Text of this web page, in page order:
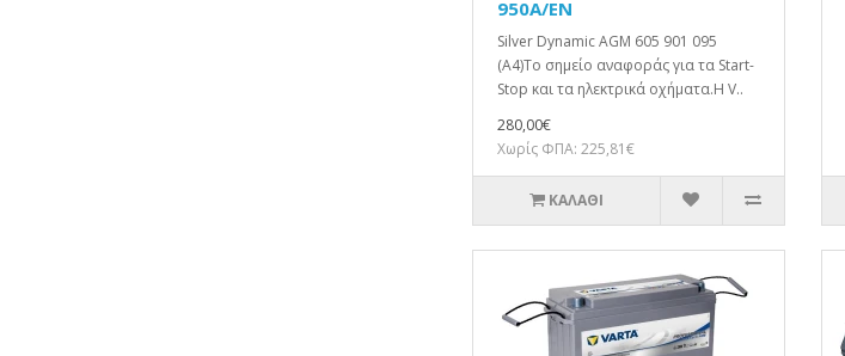
950A/EN
Silver Dynamic AGM 605 901 095
(A4)Το σημείο αναφοράς για τα Start-
Stop και τα ηλεκτρικά οχήματα.Η V..
280,00€
Χωρίς ΦΠΑ: 225,81€
ΚΑΛΆΘΙ